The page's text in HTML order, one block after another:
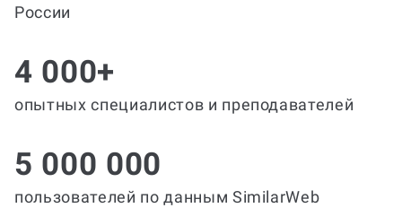
России
4 000+
опытных специалистов и преподавателей
5 000 000
пользователей по данным SimilarWeb